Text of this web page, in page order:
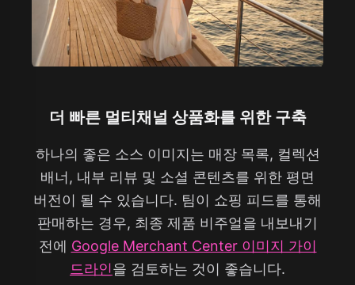
더 빠른 멀티채널 상품화를 위한 구축
하나의 좋은 소스 이미지는 매장 목록, 컬렉션
배너, 내부 리뷰 및 소셜 콘텐츠를 위한 평면
버전이 될 수 있습니다. 팀이 쇼핑 피드를 통해
판매하는 경우, 최종 제품 비주얼을 내보내기
전에 Google Merchant Center 이미지 가이
드라인을 검토하는 것이 좋습니다.